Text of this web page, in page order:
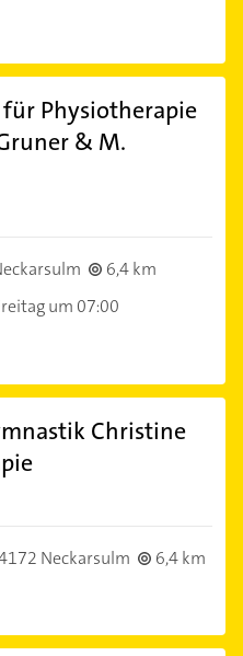
Physiotherapie
& M.
6,4 km
um 07:00
Christine
Neckarsulm
6,4 km